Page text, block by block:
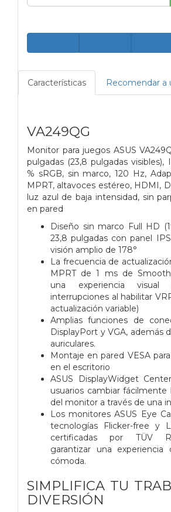
Características Recomendar a
VA249QG
Monitor para juegos ASUS
pulgadas (23,8 pulgadas visibles),
% sRGB, sin marco, 120 Hz,
MPRT, altavoces estéreo, HDMI,
luz azul de baja intensidad, sin
en pared
Diseño sin marco Full HD
23,8 pulgadas con panel
visión amplio de 178°
La frecuencia de
MPRT de 1 ms de
una experiencia
interrupciones al habilitar
actualización variable)
Amplias funciones de
DisplayPort y VGA, además
auriculares.
Montaje en pared VESA
en el escritorio
ASUS DisplayWidget
usuarios cambiar fácilmente
del monitor a través de una
Los monitores ASUS Eye
tecnologías Flicker-free y
certificadas por TÜV
garantizar una experiencia
cómoda.
SIMPLIFICA TU
DIVERSIÓN